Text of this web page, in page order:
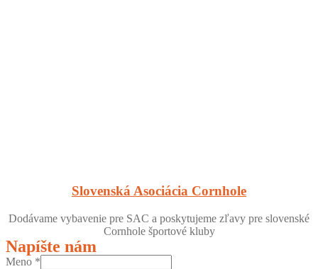
Slovenská Asociácia Cornhole
Dodávame vybavenie pre SAC a poskytujeme zľavy pre slovenské
Cornhole športové kluby
Napíšte nám
Meno *